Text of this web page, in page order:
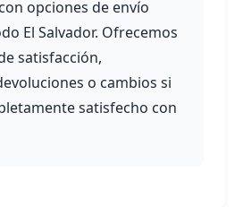
opciones de envío
El Salvador. Ofrecemos
satisfacción,
o cambios si
satisfecho con